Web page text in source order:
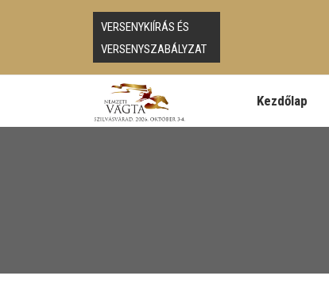
VERSENYKIÍRÁS ÉS
VERSENYSZABÁLYZAT
Kezdőlap